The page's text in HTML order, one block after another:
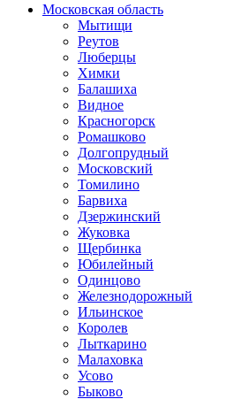
Московская область
Мытищи
Реутов
Люберцы
Химки
Балашиха
Видное
Красногорск
Ромашково
Долгопрудный
Московский
Томилино
Барвиха
Дзержинский
Жуковка
Щербинка
Юбилейный
Одинцово
Железнодорожный
Ильинское
Королев
Лыткарино
Малаховка
Усово
Быково